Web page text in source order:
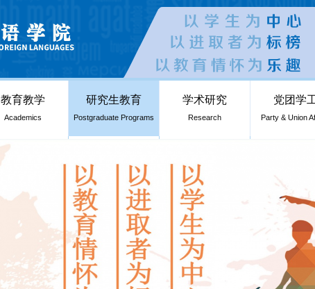
教育教学
Academics
研究生教育
Postgraduate Programs
学术研究
Research
党团学
Party & Union